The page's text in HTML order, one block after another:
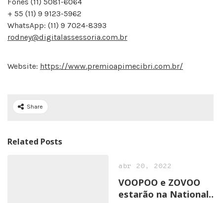
+ 55 (11) 9 9123-5962
WhatsApp: (11) 9 7024-8393
rodney@digitalassessoria.com.br
Website: https://www.premioapimecibri.com.br/
Share
Related Posts
abr 20, 2022
VOOPOO e ZOVOO
estarão na National